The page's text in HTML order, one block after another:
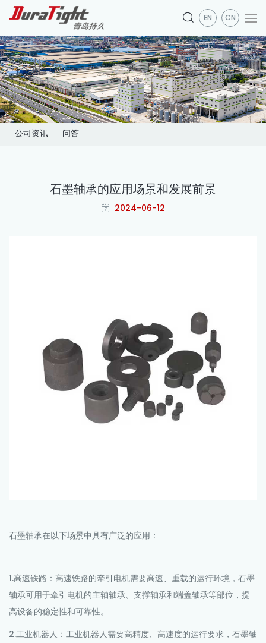
EN CN
公司资讯 问答
石墨轴承的应用场景和发展前景
2024-06-12
石墨轴承在以下场景中具有广泛的应用：
1.高速铁路：高速铁路的牵引电机需要高速、重载的运行环境，石墨
轴承可用于牵引电机的主轴轴承、支撑轴承和端盖轴承等部位，提
高设备的稳定性和可靠性。
2.工业机器人：工业机器人需要高精度、高速度的运行要求，石墨轴